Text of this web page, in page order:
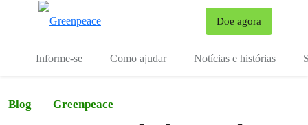
Doe agora
Informe-se Como ajudar Notícias e histórias
Blog Greenpeace